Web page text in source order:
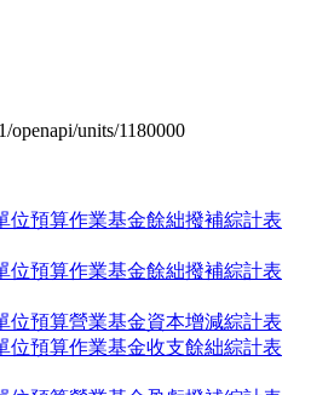
openapi/units/1180000
位預算作業基金餘絀撥補綜計表
位預算作業基金餘絀撥補綜計表
位預算營業基金資本增減綜計表
位預算作業基金收支餘絀綜計表